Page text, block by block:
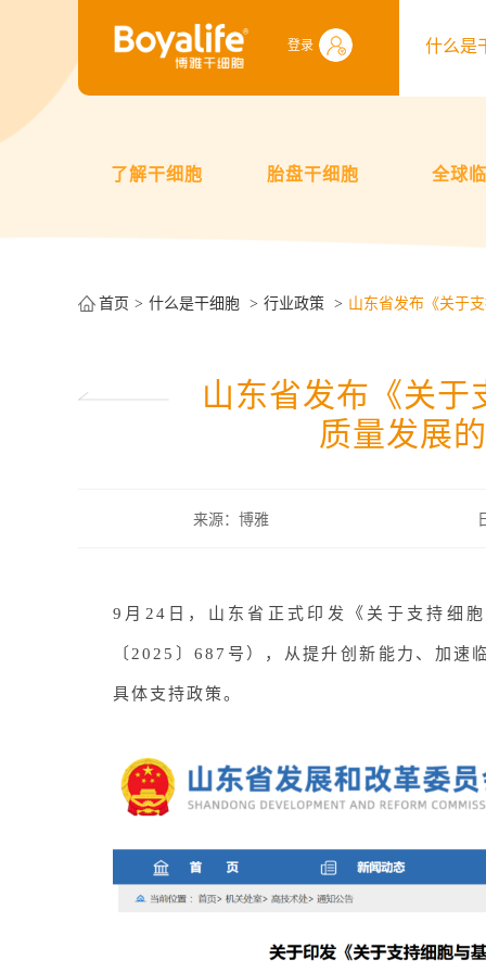
登录 什么是
了解干细胞 胎盘干细胞 全球
首页 什么是干细胞 行业政策 山东省发布《关于
山东省发布《关于
质量发展
来源：博雅
9月24日，山东省正式印发 《关于支持细
〔2025〕687号），从提升创新能力、加
具体支持政策。